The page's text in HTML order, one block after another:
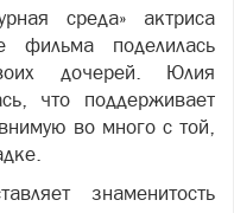
среда» актриса
фильма поделилась
дочерей. Юлия
что поддерживает
во много с той,
знаменитость